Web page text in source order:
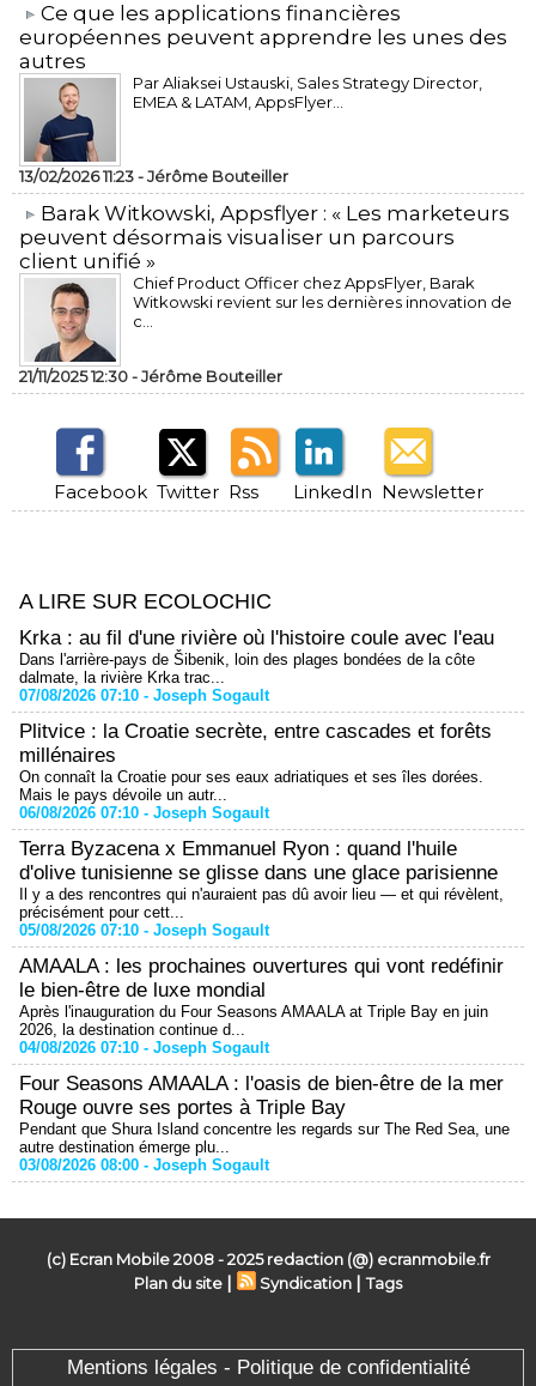
​Ce que les applications financières
européennes peuvent apprendre les unes des
autres
Par Aliaksei Ustauski, Sales Strategy Director,
EMEA & LATAM, AppsFlyer...
13/02/2026 11:23 -Jérôme Bouteiller
​Barak Witkowski, Appsflyer : « Les marketeurs
peuvent désormais visualiser un parcours
client unifié »
Chief Product Officer chez AppsFlyer, ​Barak
Witkowski revient sur les dernières innovation de
c...
21/11/2025 12:30 -Jérôme Bouteiller
Facebook Twitter Rss LinkedIn Newsletter
A LIRE SUR ECOLOCHIC
Krka : au fil d'une rivière où l'histoire coule avec l'eau
Dans l'arrière-pays de Šibenik, loin des plages bondées de la côte
dalmate, la rivière Krka trac...
07/08/2026 07:10 - Joseph Sogault
Plitvice : la Croatie secrète, entre cascades et forêts
millénaires
On connaît la Croatie pour ses eaux adriatiques et ses îles dorées.
Mais le pays dévoile un autr...
06/08/2026 07:10 - Joseph Sogault
Terra Byzacena x Emmanuel Ryon : quand l'huile
d'olive tunisienne se glisse dans une glace parisienne
Il y a des rencontres qui n'auraient pas dû avoir lieu — et qui révèlent,
précisément pour cett...
05/08/2026 07:10 - Joseph Sogault
AMAALA : les prochaines ouvertures qui vont redéfinir
le bien-être de luxe mondial
Après l'inauguration du Four Seasons AMAALA at Triple Bay en juin
2026, la destination continue d...
04/08/2026 07:10 - Joseph Sogault
Four Seasons AMAALA : l'oasis de bien-être de la mer
Rouge ouvre ses portes à Triple Bay
Pendant que Shura Island concentre les regards sur The Red Sea, une
autre destination émerge plu...
03/08/2026 08:00 - Joseph Sogault
(c) Ecran Mobile 2008 - 2025 redaction (@) ecranmobile.fr
Plan du site | Syndication |Tags
Mentions légales - Politique de confidentialité